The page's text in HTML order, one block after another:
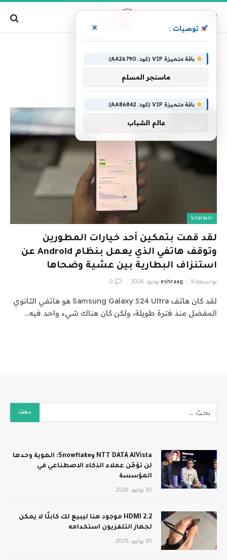
استنزاف
تكنولوجيا
لقد قمت بتمكين أحد خيارات المطورين
وتوقف هاتفي الذي يعمل بنظام Android عن
استنزاف البطارية بين عشية وضحاها
بواسطة eshraag 9 يوليو، 2026 0
لقد كان هاتف Samsung Galaxy S24 Ultra هو هاتفي الثانوي
المفضل منذ فترة طويلة، ولكن كان هناك شيء واحد فيه…
NTT DATA AIVista وSnowflake: الهوية وحدها
لن تؤمّن عملاء الذكاء الاصطناعي في
المؤسسة
30 يوليو، 2026
HDMI 2.2 موجود هنا ليبيع لك كابلًا لا يمكن
لجهاز التلفزيون استخدامه
30 يوليو، 2026
توصيات : ×
باقة متميزة VIP (كود: AA26790):
ماسنجر المسلم
باقة متميزة VIP (كود: AA86842):
عالم الشباب